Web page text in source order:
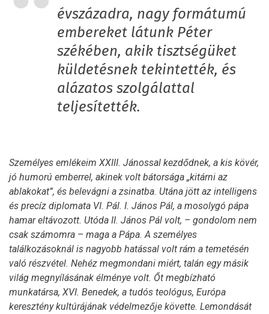
évszázadra, nagy formátumú
embereket látunk Péter
székében, akik tisztségüket
küldetésnek tekintették, és
alázatos szolgálattal
teljesítették.
Személyes emlékeim XXIII. Jánossal kezdődnek, a kis kövér,
jó humorú emberrel, akinek volt bátorsága „kitárni az
ablakokat”, és belevágni a zsinatba. Utána jött az intelligens
és precíz diplomata VI. Pál. I. János Pál, a mosolygó pápa
hamar eltávozott. Utóda II. János Pál volt, – gondolom nem
csak számomra – maga a Pápa. A személyes
találkozásoknál is nagyobb hatással volt rám a temetésén
való részvétel. Nehéz megmondani miért, talán egy másik
világ megnyílásának élménye volt. Őt megbízható
munkatársa, XVI. Benedek, a tudós teológus, Európa
keresztény kultúrájának védelmezője követte. Lemondását